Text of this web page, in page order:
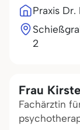
Praxis
2
Frau
Fachärztin